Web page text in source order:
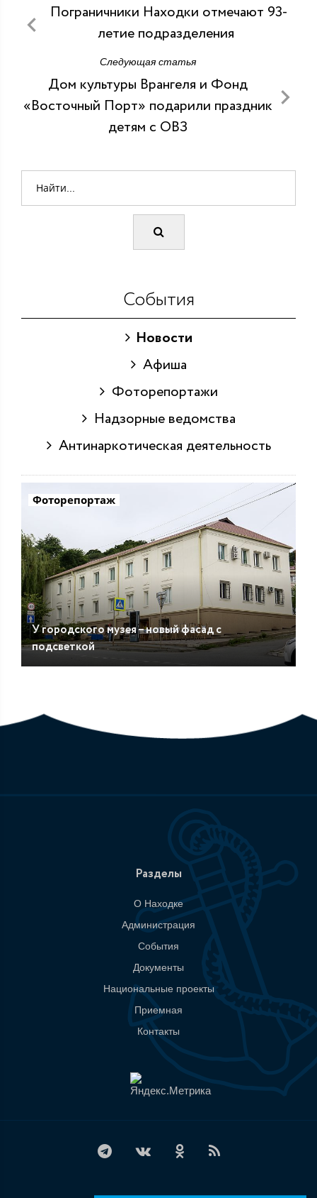
Пограничники Находки отмечают 93-
летие подразделения
Следующая статья
Дом культуры Врангеля и Фонд
«Восточный Порт» подарили праздник
детям с ОВЗ
События
Новости
Афиша
Фоторепортажи
Надзорные ведомства
Антинаркотическая деятельность
Фоторепортаж
У городского музея – новый фасад с
подсветкой
Разделы
О Находке
Администрация
События
Документы
Национальные проекты
Приемная
Контакты